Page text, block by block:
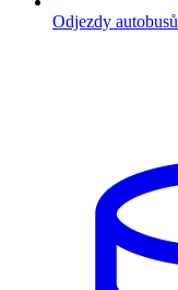
Odjezdy autobusů